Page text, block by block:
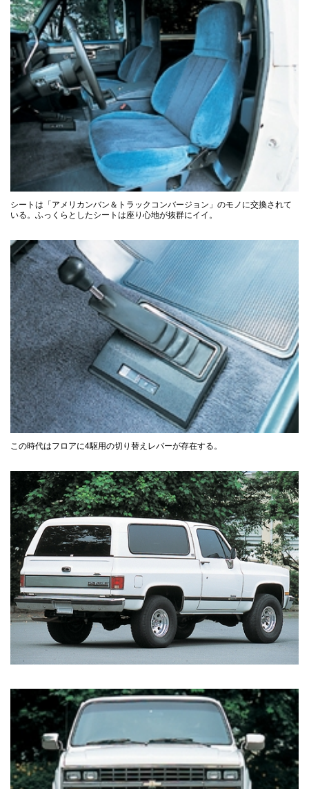
シートは「アメリカンバン＆トラックコンバージョン」のモノに交換されて
いる。ふっくらとしたシートは座り心地が抜群にイイ。
この時代はフロアに4駆用の切り替えレバーが存在する。